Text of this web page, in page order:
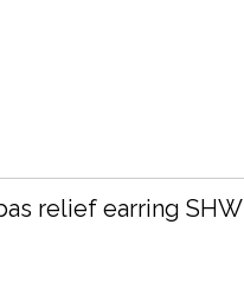
relief earring SHW